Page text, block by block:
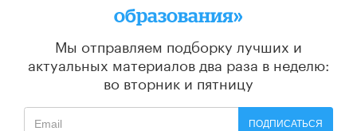
образования»
Мы отправляем подборку лучших и
актуальных материалов два раза в неделю:
во вторник и пятницу
ПОДПИСАТЬСЯ